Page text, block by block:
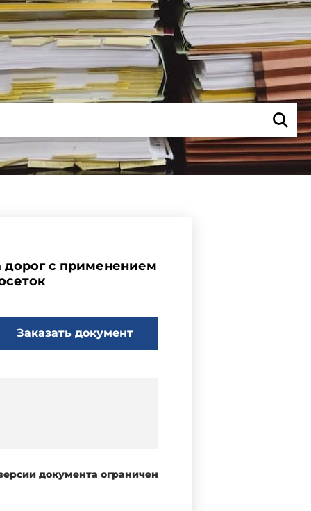
дорог с применением
Заказать документ
документа ограничен